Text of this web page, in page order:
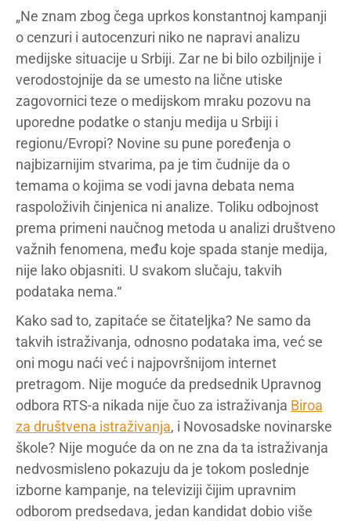
„Ne znam zbog čega uprkos konstantnoj kampanji
o cenzuri i autocenzuri niko ne napravi analizu
medijske situacije u Srbiji. Zar ne bi bilo ozbiljnije i
verodostojnije da se umesto na lične utiske
zagovornici teze o medijskom mraku pozovu na
uporedne podatke o stanju medija u Srbiji i
regionu/Evropi? Novine su pune poređenja o
najbizarnijim stvarima, pa je tim čudnije da o
temama o kojima se vodi javna debata nema
raspoloživih činjenica ni analize. Toliku odbojnost
prema primeni naučnog metoda u analizi društveno
važnih fenomena, među koje spada stanje medija,
nije lako objasniti. U svakom slučaju, takvih
podataka nema.“
Kako sad to, zapitaće se čitateljka? Ne samo da
takvih istraživanja, odnosno podataka ima, već se
oni mogu naći već i najpovršnijom internet
pretragom. Nije moguće da predsednik Upravnog
odbora RTS-a nikada nije čuo za istraživanja Biroa
za društvena istraživanja, i Novosadske novinarske
škole? Nije moguće da on ne zna da ta istraživanja
nedvosmisleno pokazuju da je tokom poslednje
izborne kampanje, na televiziji čijim upravnim
odborom predsedava, jedan kandidat dobio više